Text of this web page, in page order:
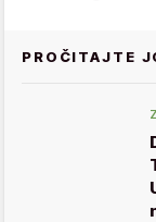
PROČITAJTE